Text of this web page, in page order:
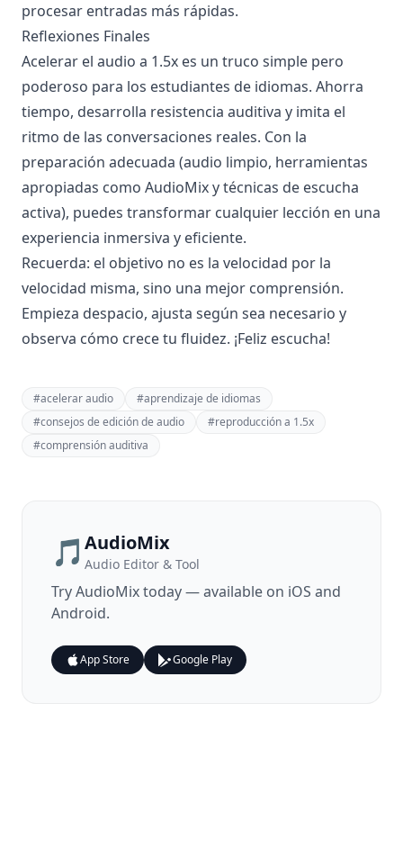
procesar entradas más rápidas.
Reflexiones Finales
Acelerar el audio a 1.5x es un truco simple pero
poderoso para los estudiantes de idiomas. Ahorra
tiempo, desarrolla resistencia auditiva y imita el
ritmo de las conversaciones reales. Con la
preparación adecuada (audio limpio, herramientas
apropiadas como AudioMix y técnicas de escucha
activa), puedes transformar cualquier lección en una
experiencia inmersiva y eficiente.
Recuerda: el objetivo no es la velocidad por la
velocidad misma, sino una mejor comprensión.
Empieza despacio, ajusta según sea necesario y
observa cómo crece tu fluidez. ¡Feliz escucha!
#acelerar audio #aprendizaje de idiomas
#consejos de edición de audio #reproducción a 1.5x
#comprensión auditiva
🎵 AudioMix
Audio Editor & Tool
TryAudioMixtoday — available on iOS and
Android.
App Store Google Play